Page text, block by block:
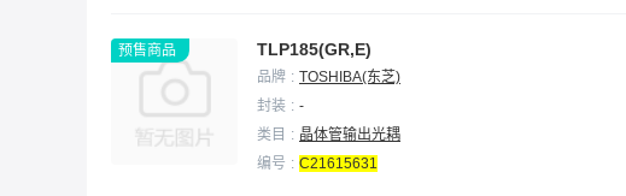
预售商品 TLP185(GR,E)
品牌
TOSHIBA(东芝)
封装
-
类目
晶体管输出光耦
编号
C21615631